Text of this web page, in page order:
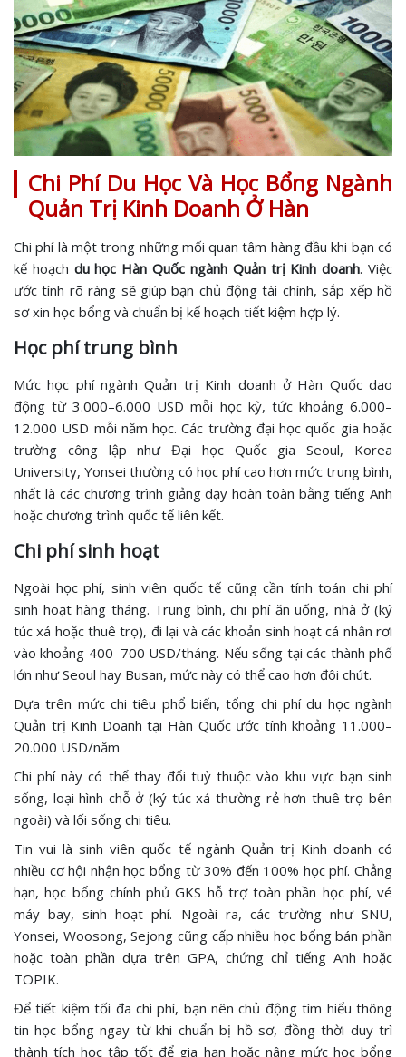
Chi Phí Du Học Và Học Bổng Ngành
Quản Trị Kinh Doanh Ở Hàn
Chi phí là một trong những mối quan tâm hàng đầu khi bạn có
kế hoạch du học Hàn Quốc ngành Quản trị Kinh doanh. Việc
ước tính rõ ràng sẽ giúp bạn chủ động tài chính, sắp xếp hồ
sơ xin học bổng và chuẩn bị kế hoạch tiết kiệm hợp lý.
Học phí trung bình
Mức học phí ngành Quản trị Kinh doanh ở Hàn Quốc dao
động từ 3.000–6.000 USD mỗi học kỳ, tức khoảng 6.000–
12.000 USD mỗi năm học. Các trường đại học quốc gia hoặc
trường công lập như Đại học Quốc gia Seoul, Korea
University, Yonsei thường có học phí cao hơn mức trung bình,
nhất là các chương trình giảng dạy hoàn toàn bằng tiếng Anh
hoặc chương trình quốc tế liên kết.
Chi phí sinh hoạt
Ngoài học phí, sinh viên quốc tế cũng cần tính toán chi phí
sinh hoạt hàng tháng. Trung bình, chi phí ăn uống, nhà ở (ký
túc xá hoặc thuê trọ), đi lại và các khoản sinh hoạt cá nhân rơi
vào khoảng 400–700 USD/tháng. Nếu sống tại các thành phố
lớn như Seoul hay Busan, mức này có thể cao hơn đôi chút.
Dựa trên mức chi tiêu phổ biến, tổng chi phí du học ngành
Quản trị Kinh Doanh tại Hàn Quốc ước tính khoảng 11.000–
20.000 USD/năm
Chi phí này có thể thay đổi tuỳ thuộc vào khu vực bạn sinh
sống, loại hình chỗ ở (ký túc xá thường rẻ hơn thuê trọ bên
ngoài) và lối sống chi tiêu.
Tin vui là sinh viên quốc tế ngành Quản trị Kinh doanh có
nhiều cơ hội nhận học bổng từ 30% đến 100% học phí. Chẳng
hạn, học bổng chính phủ GKS hỗ trợ toàn phần học phí, vé
máy bay, sinh hoạt phí. Ngoài ra, các trường như SNU,
Yonsei, Woosong, Sejong cũng cấp nhiều học bổng bán phần
hoặc toàn phần dựa trên GPA, chứng chỉ tiếng Anh hoặc
TOPIK.
Để tiết kiệm tối đa chi phí, bạn nên chủ động tìm hiểu thông
tin học bổng ngay từ khi chuẩn bị hồ sơ, đồng thời duy trì
thành tích học tập tốt để gia hạn hoặc nâng mức học bổng